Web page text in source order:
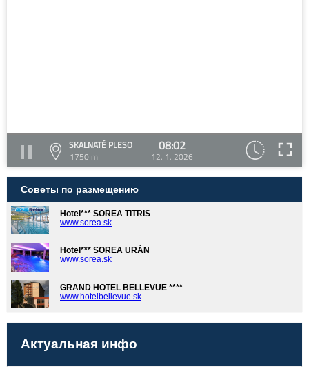
SKALNATÉ PLESO
1750 m
08:02
12. 1. 2026
Советы по размещению
Hotel*** SOREA TITRIS
www.sorea.sk
Hotel*** SOREA URÁN
www.sorea.sk
GRAND HOTEL BELLEVUE ****
www.hotelbellevue.sk
Актуальная инфо